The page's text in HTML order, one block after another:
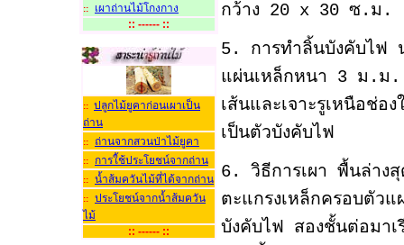
::
เผาถ่านไม้โกงกาง
:: ------ ::
:: ปลูกไม้ยูคาก่อนเผาเป็น
ถ่าน
:: ถ่านจากสวนป่าไม้ยูคา
:: การใ้ช้ประโยชน์จากถ่าน
:: น้ำส้มควันไม้ที่ได้จากถ่าน
::
ประโยชน์จากน้ำส้มควัน
ไม
:: ------ ::
กว้าง 20 x 30 ซ.ม.
5. การทำลิ้นบังคับไ
แผ่นเหล็กหนา 3 ม.ม.
เส้นและเจาะรูเหนือช่อ
เป็นตัวบังคับไฟ
6. วิธีการเผา พื้นล่าง
ตะแกรงเหล็กครอบตัว
บังคับไฟ สองชั้นต่อมาเ